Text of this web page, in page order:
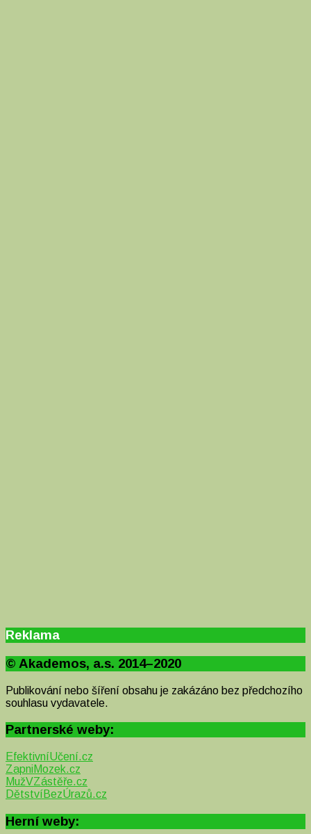
Reklama
© Akademos, a.s. 2014–2020
Publikování nebo šíření obsahu je zakázáno bez předchozího
souhlasu vydavatele.
Partnerské weby:
EfektivníUčení.cz
ZapniMozek.cz
MužVZástěře.cz
DětstvíBezÚrazů.cz
Herní weby: